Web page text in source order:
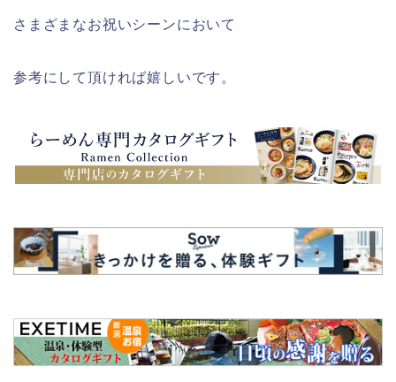
さまざまなお祝いシーンにおいて
参考にして頂ければ嬉しいです。